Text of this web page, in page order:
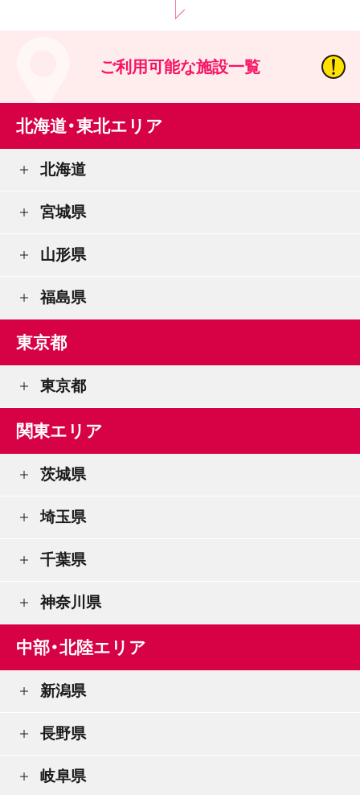
ご利用可能な施設一覧
北海道・東北エリア
北海道
宮城県
山形県
福島県
東京都
東京都
関東エリア
茨城県
埼玉県
千葉県
神奈川県
中部・北陸エリア
新潟県
長野県
岐阜県